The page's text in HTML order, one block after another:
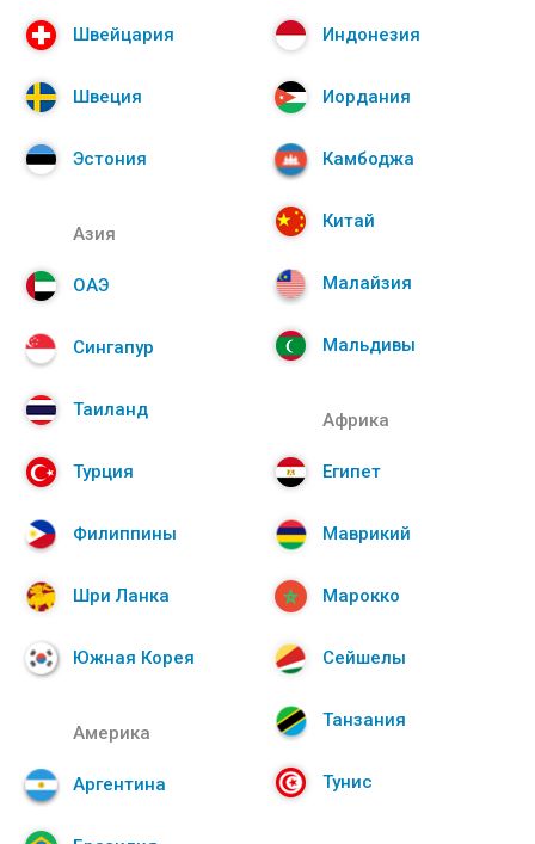
Швейцария
Швеция
Эстония
Индонезия
Иордания
Камбоджа
Китай
Малайзия
Мальдивы
Азия
ОАЭ
Сингапур
Таиланд
Турция
Филиппины
Шри Ланка
Южная Корея
Африка
Египет
Маврикий
Марокко
Сейшелы
Танзания
Тунис
Америка
Аргентина